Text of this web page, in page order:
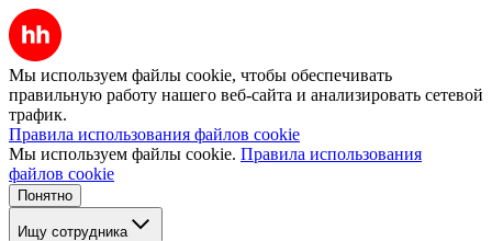
Мы используем файлы cookie, чтобы обеспечивать
правильную работу нашего веб-сайта и анализировать сетевой
трафик.
Правила использования файлов cookie
Мы используем файлы cookie. Правила использования
файлов cookie
Понятно
Ищу сотрудника